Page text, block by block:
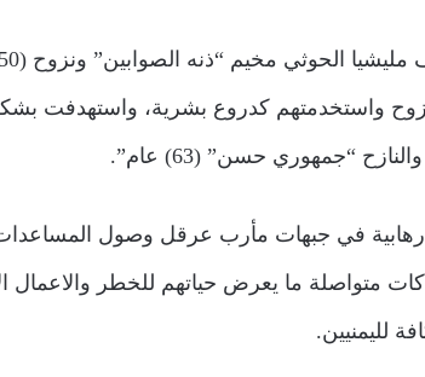
(470) اسرة اخرى من النزوح واستخدمتهم كدروع بشرية،
في جبهات مأرب عرقل وصول المساعدات
متواصلة ما يعرض حياتهم للخطر والاعمال
لليمنيين.